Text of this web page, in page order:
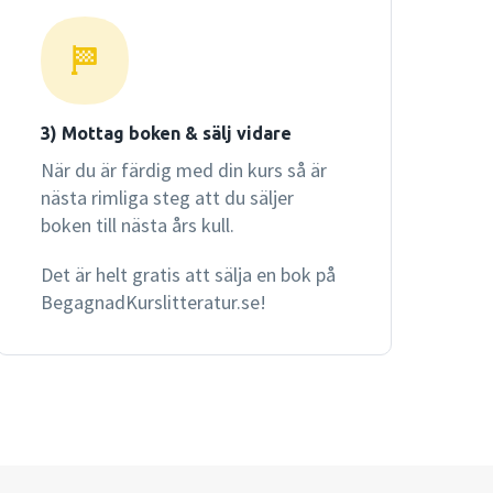
3) Mottag boken & sälj vidare
När du är färdig med din kurs så är
nästa rimliga steg att du säljer
boken till nästa års kull.
Det är helt gratis att sälja en bok på
BegagnadKurslitteratur.se!